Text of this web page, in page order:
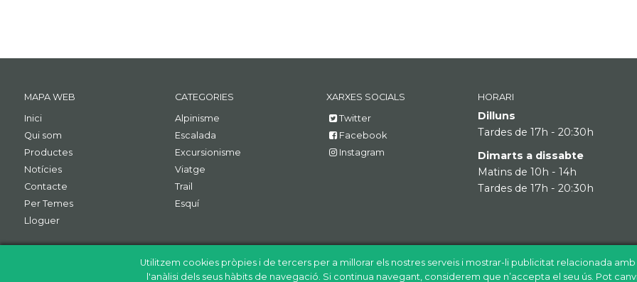
Utilitzem cookies pròpies i de tercers per a millorar els nostres serveis i mostrar-li publicitat relacionada
l'anàlisi dels seus hàbits de navegació. Si continua navegant, considerem que n’accepta el seu ús. Pot
MAPA WEB
Inici
Qui som
Productes
Notícies
Contacte
Per Temes
Lloguer
CATEGORIES
Alpinisme
Escalada
Excursionisme
Viatge
Trail
Esquí
XARXES SOCIALS
Twitter
Facebook
Instagram
HORARI
Dilluns
Tardes de 17h - 20:30h
Dimarts a dissabte
Matins de 10h - 14h
Tardes de 17h - 20:30h